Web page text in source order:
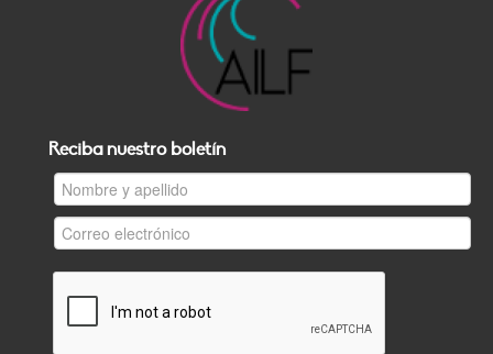
Reciba nuestro boletín